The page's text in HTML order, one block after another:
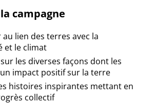
campagne
au lien des terres avec la
et le climat
les diverses façons dont les
impact positif sur la terre
histoires inspirantes mettant en
collectif